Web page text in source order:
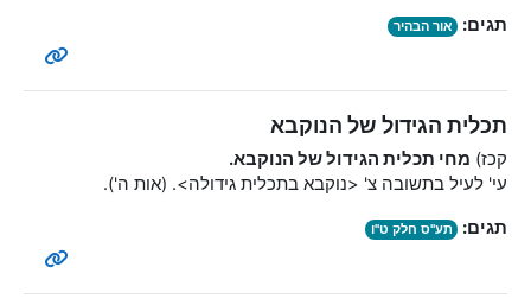
תגים: אור הבהיר
תכלית הגידול של הנוקבא
קכז) מחי תכלית הגידול של הנוקבא.
עי' לעיל בתשובה צ' <נוקבא בתכלית גידולה>. (אות ה').
תגים: תע"ס חלק ט"ו